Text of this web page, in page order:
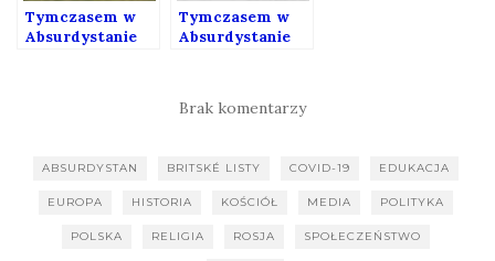
Tymczasem w
Absurdystanie
Tymczasem w
Absurdystanie
Brak komentarzy
ABSURDYSTAN BRITSKÉ LISTY COVID-19 EDUKACJA
EUROPA HISTORIA KOŚCIÓŁ MEDIA POLITYKA
POLSKA RELIGIA ROSJA SPOŁECZEŃSTWO